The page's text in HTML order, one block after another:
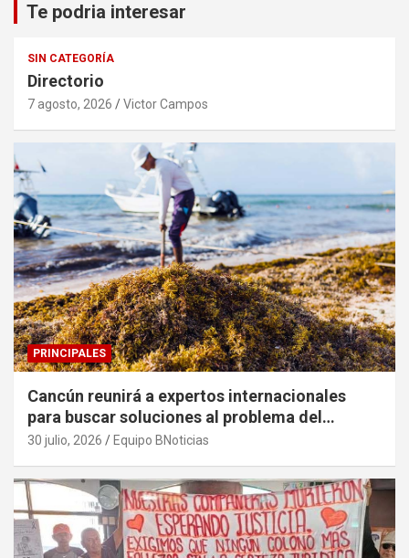
Te podria interesar
SIN CATEGORÍA
Directorio
7 agosto, 2026 Victor Campos
PRINCIPALES
Cancún reunirá a expertos internacionales
para buscar soluciones al problema del
sargazo
30 julio, 2026 Equipo BNoticias